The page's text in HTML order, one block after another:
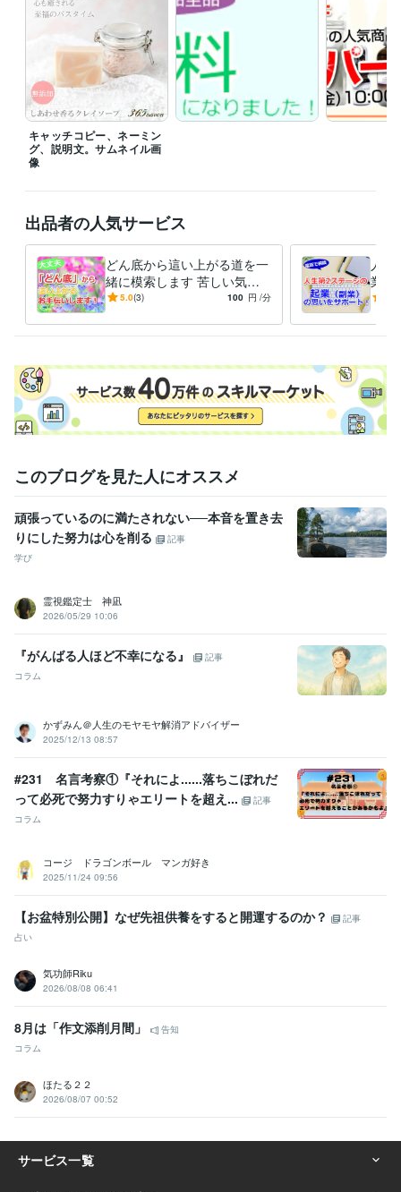
同セミナー●すぐに使えるメールマガジンのコツ
東京商工会議所●女
性の心をつかむと売り上げは伸びる
岩木山観光協会●消費を握る女性
視点から見る「行きたい宿」
岩木山観光協会●30倍売上アップの ネ
ットショップのテク公開 【EC事業者向けセミナー】～女性客を増や
すリピーター育成術～
ビジネス・クリエイティブツール
Wix:15年WordPress:10年 Access:15年
Google スプレッドシート:5年
PowerPoint:15年
得意分野
ライティング・翻訳 ライティング・キャッチコピー・メルマガ
キャッチコピー ネーミング 起業 ビジネス ネットショップ
ビジネス代行・事務代行 起業、副業サポート
起業 独立 副業
キャッチコピー、ネーミン
グ、説明文。サムネイル画
像
出品者の人気サービス
どん底から這い上がる道を一
緒に模索します 苦しい気持
ちをまずは吐き出し、楽にな
5.0(3) 100 円 /分
人
業）
とし
ます
このブログを見た人にオススメ
頑張っているのに満たされない──本音を置き去
りにした努力は心を削る
記事
学び
霊視鑑定士 神凪
2026/05/29 10:06
『がんばる人ほど不幸になる』
記事
コラム
かずみん＠人生のモヤモヤ解消アドバイザー
2025/12/13 08:57
#231 名言考察①『それによ......落ちこぼれだ
って必死で努力すりゃエリートを超え...
記事
コラム
コージ ドラゴンボール マンガ好き
2025/11/24 09:56
【お盆特別公開】なぜ先祖供養をすると開運するのか？
記事
占い
気功師Riku
2026/08/08 06:41
8月は「作文添削月間」
告知
コラム
ほたる２２
2026/08/07 00:52